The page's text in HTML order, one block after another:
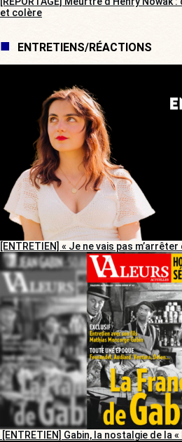
et colère
ENTRETIENS/RÉACTIONS
[ENTRETIEN] « Je ne vais pas
[ENTRETIEN] Gabin, la nostalgie de la